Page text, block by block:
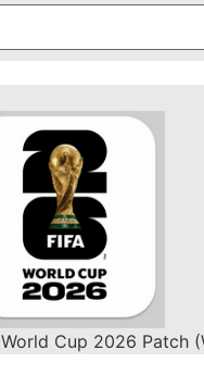
World Cup 2026 Patch